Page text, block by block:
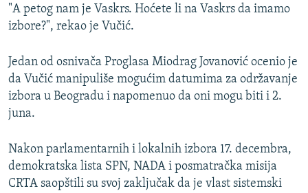
"A petog nam je Vaskrs. Hoćete li na Vaskrs da imamo
izbore?", rekao je Vučić.
Jedan od osnivača Proglasa Miodrag Jovanović ocenio je
da Vučić manipuliše mogućim datumima za održavanje
izbora u Beogradu i napomenuo da oni mogu biti i 2.
juna.
Nakon parlamentarnih i lokalnih izbora 17. decembra,
demokratska lista SPN, NADA i posmatračka misija
CRTA saopštili su svoj zaključak da je vlast sistemski